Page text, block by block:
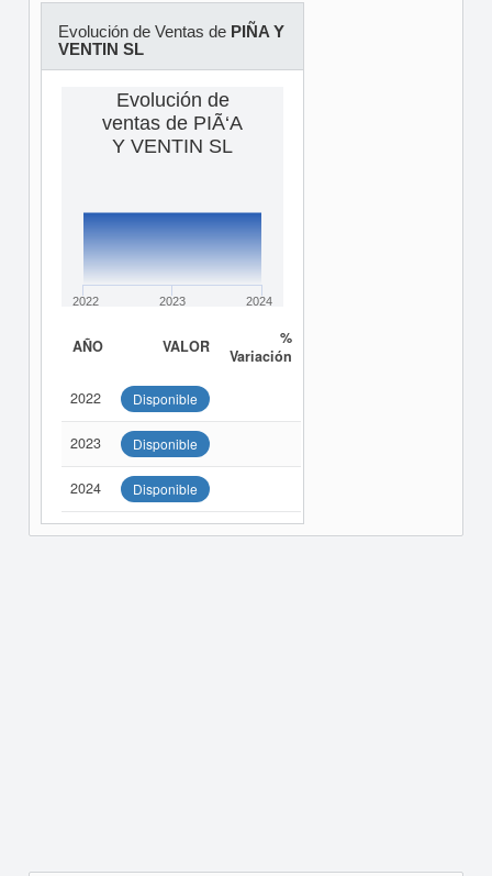
Evolución de Ventas de PIÑA Y
VENTIN SL
Evolución de
ventas de PIÃ‘A
Y VENTIN SL
2022 2023 2024
AÑO VALOR
%
Variación
2022 Disponible
2023 Disponible
2024 Disponible